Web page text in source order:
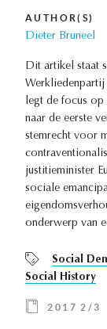
AUTHOR(S)
Dieter Bruneel
Dit artikel staat
legt de focus
naar de eerste
stemrecht voor
justitieminister
sociale
onderwerp van
Social
Social History
2017 2/3